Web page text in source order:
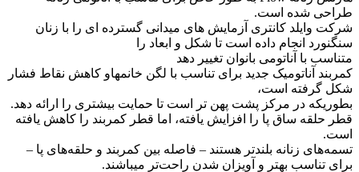
طراحی شده است.
شرکت وایلد کانتری آزمایش های میدانی گسترده ای را با زنان
سنگنورد انجام داده است تا شکل و ابعاد را
متناسب با آناتومی بانوان تغییر دهد
کمربند آناتومیک جدید برای تناسب با لگن خانمهاو کاهش نقاط فشار
شکل گرفته است،
بطوریکه در مرکز پشت پهن تر است تا حمایت بیشتری را ارائه دهد.
قطر حلقه ساق پا را افزایش یافته، اما قطر کمربند را کاهش یافته
است.
تسمه‌های زنانه بلندتر هستند – فاصله بین کمربند و حلقه‌های پا –
برای تناسب بهتر و آویزان شدن راحت‌تر میباشند.